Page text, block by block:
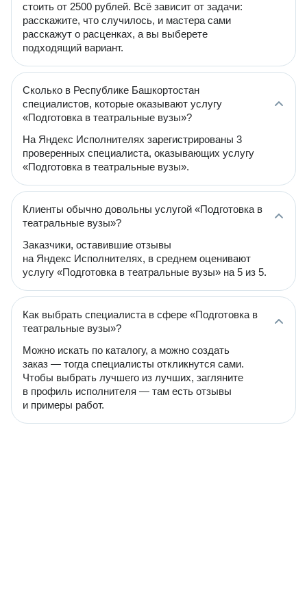
стоить от 2500 рублей. Всё зависит от задачи:
расскажите, что случилось, и мастера сами
расскажут о расценках, а вы выберете
подходящий вариант.
Сколько в Республике Башкортостан
специалистов, которые оказывают услугу
«Подготовка в театральные вузы»?
На Яндекс Исполнителях зарегистрированы 3
проверенных специалиста, оказывающих услугу
«Подготовка в театральные вузы».
Клиенты обычно довольны услугой «Подготовка в
театральные вузы»?
Заказчики, оставившие отзывы
на Яндекс Исполнителях, в среднем оценивают
услугу «Подготовка в театральные вузы» на 5 из 5.
Как выбрать специалиста в сфере «Подготовка в
театральные вузы»?
Можно искать по каталогу, а можно создать
заказ — тогда специалисты откликнутся сами.
Чтобы выбрать лучшего из лучших, загляните
в профиль исполнителя — там есть отзывы
и примеры работ.